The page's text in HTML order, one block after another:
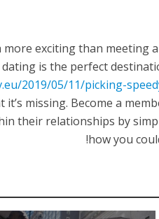
exciting than meeting
is the perfect
2019/05/11/picking-
it’s missing. Become a
their relationships by
how you